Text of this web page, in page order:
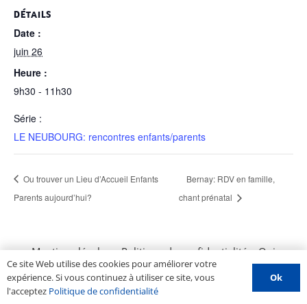
DÉTAILS
Date :
juin 26
Heure :
9h30 - 11h30
Série :
LE NEUBOURG: rencontres enfants/parents
Ou trouver un Lieu d’Accueil Enfants
Parents aujourd’hui?
Bernay: RDV en famille,
chant prénatal
Mentions légales–Politique de confidentialité–Qui
sommes nous ?–Contactez-nous –Espace PROS–
Soumettre un évènement
Ce site Web utilise des cookies pour améliorer votre
expérience. Si vous continuez à utiliser ce site, vous
l'acceptez Politique de confidentialité
Ok